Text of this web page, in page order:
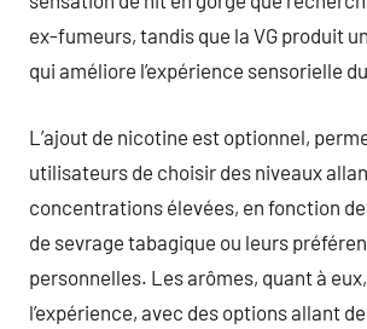
ex-fumeurs, tandis que la VG produit
qui améliore l’expérience sensorielle
L’ajout de nicotine est optionnel,
utilisateurs de choisir des niveaux
concentrations élevées, en fonction
de sevrage tabagique ou leurs
personnelles. Les arômes, quant à
l’expérience, avec des options allant